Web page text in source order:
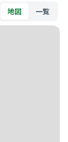
地図 一覧